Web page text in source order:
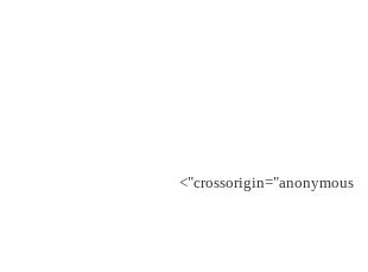
crossorigin="anonymous">